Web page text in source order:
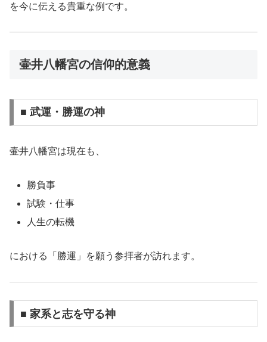
を今に伝える貴重な例です。
壷井八幡宮の信仰的意義
■ 武運・勝運の神
壷井八幡宮は現在も、
勝負事
試験・仕事
人生の転機
における「勝運」を願う参拝者が訪れます。
■ 家系と志を守る神